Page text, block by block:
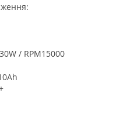
/ RPM15000